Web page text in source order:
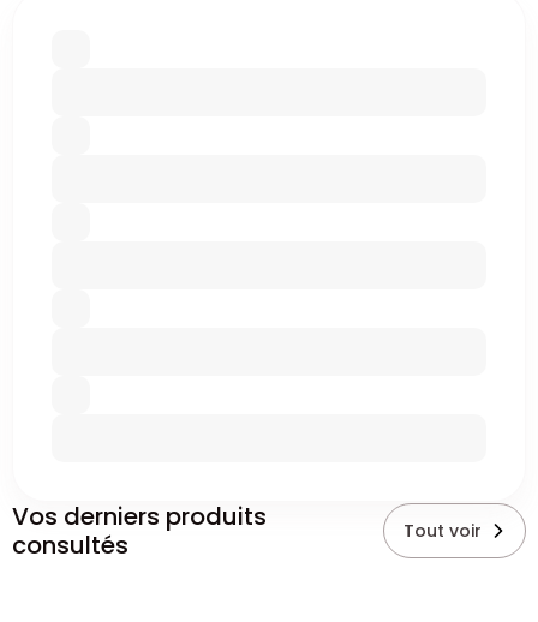
Vos derniers produits
consultés
Tout voir